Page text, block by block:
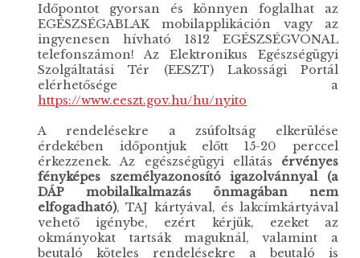
Időpontot gyorsan és könnyen foglalhat az
EGÉSZSÉGABLAK mobilapplikáción vagy az
ingyenesen hívható 1812 EGÉSZSÉGVONAL
telefonszámon! Az Elektronikus Egészségügyi
Szolgáltatási Tér (EESZT) Lakossági Portál
elérhetősége a
https://www.eeszt.gov.hu/hu/nyito
A rendelésekre a zsúfoltság elkerülése
érdekében időpontjuk előtt 15-20 perccel
érkezzenek. Az egészségügyi ellátás érvényes
fényképes személyazonosító igazolvánnyal (a
DÁP mobilalkalmazás önmagában nem
elfogadható), TAJ kártyával, és lakcímkártyával
vehető igénybe, ezért kérjük, ezeket az
okmányokat tartsák maguknál, valamint a
beutaló köteles rendelésekre a beutaló is